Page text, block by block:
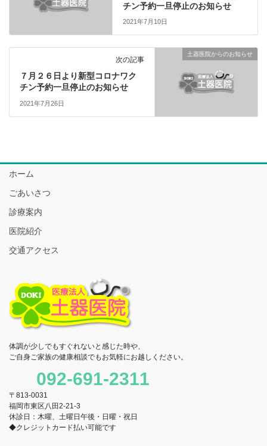
チン予約一旦停止のお知らせ
2021年7月10日
土器医院からのお知らせ
次の記事
７月２６日より新型コロナワク
チン予約一旦停止のお知らせ
2021年7月26日
ホーム
ごあいさつ
診療案内
医院紹介
交通アクセス
体調が少しでもすぐれないと感じた時や、
ご自身ご家族の健康相談でもお気軽にお越しください。
092-691-2311
〒813-0031
福岡市東区八田2-21-3
休診日：木曜、土曜日午後・日曜・祝日
◆クレジットカード払い可能です